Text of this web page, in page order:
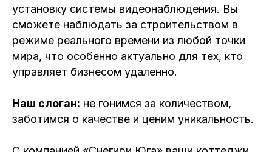
установку системы видеонаблюдения. Вы
сможете наблюдать за строительством в
режиме реального времени из любой точки
мира, что особенно актуально для тех, кто
управляет бизнесом удаленно.
Наш слоган: не гонимся за количеством,
заботимся о качестве и ценим уникальность.